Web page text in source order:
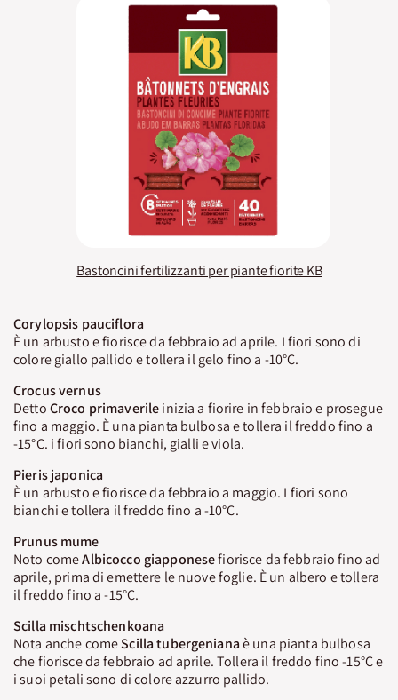
Bastoncini fertilizzanti per piante fiorite KB
Corylopsis pauciflora
È un arbusto e fiorisce da febbraio ad aprile. I fiori sono di
colore giallo pallido e tollera il gelo fino a -10°C.
Crocus vernus
DettoCroco primaverileinizia a fiorire in febbraio e prosegue
fino a maggio. È una pianta bulbosa e tollera il freddo fino a
-15°C. i fiori sono bianchi, gialli e viola.
Pieris japonica
È un arbusto e fiorisce da febbraio a maggio. I fiori sono
bianchi e tollera il freddo fino a -10°C.
Prunus mume
Noto comeAlbicocco giapponesefiorisce da febbraio fino ad
aprile, prima di emettere le nuove foglie. È un albero e tollera
il freddo fino a -15°C.
Scilla mischtschenkoana
Nota anche comeScilla tubergenianaè una pianta bulbosa
che fiorisce da febbraio ad aprile. Tollera il freddo fino -15°C e
i suoi petali sono di colore azzurro pallido.